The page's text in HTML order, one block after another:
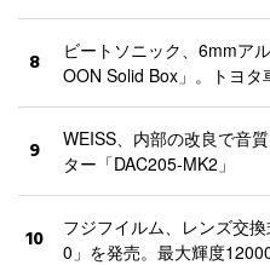
8
ビートソニック、6mmア
OON Solid Box」。トヨタ
9
WEISS、内部の改良で音
ター「DAC205-MK2」
10
フジフイルム、レンズ交
0」を発売。最大輝度